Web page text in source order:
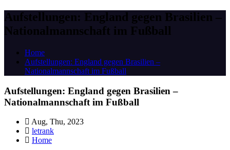
Aufstellungen: England gegen Brasilien –
Nationalmannschaft im Fußball
Home
Aufstellungen: England gegen Brasilien –
Nationalmannschaft im Fußball
Aufstellungen: England gegen Brasilien –
Nationalmannschaft im Fußball
Aug, Thu, 2023
letrank
Home